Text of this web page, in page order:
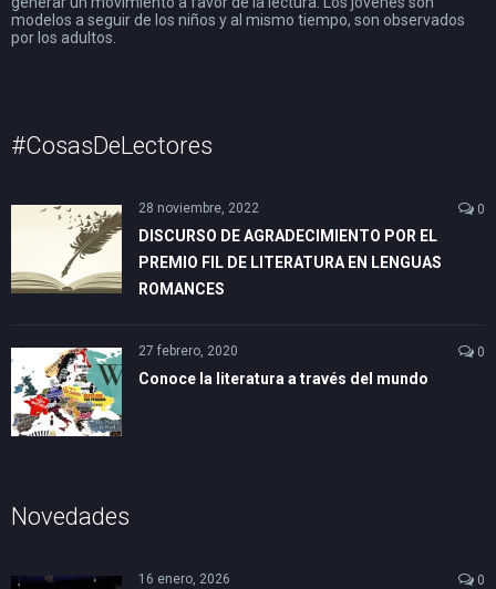
modelos a seguir de los niños y al mismo tiempo, son observados
por los adultos.
#CosasDeLectores
28 noviembre, 2022 0
DISCURSO DE AGRADECIMIENTO POR EL
PREMIO FIL DE LITERATURA EN LENGUAS
ROMANCES
27 febrero, 2020 0
Conoce la literatura a través del mundo
Novedades
16 enero, 2026 0